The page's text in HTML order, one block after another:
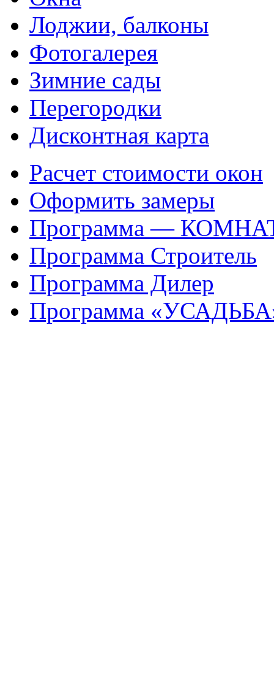
Лоджии, балконы
Фотогалерея
Зимние сады
Перегородки
Дисконтная карта
Расчет стоимости окон
Оформить замеры
Программа —
Программа Строитель
Программа Дилер
Программа